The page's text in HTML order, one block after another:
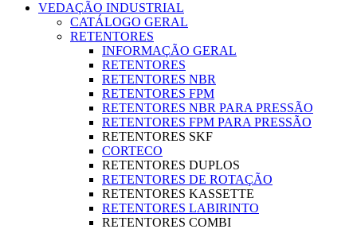
VEDAÇÃO INDUSTRIAL
CATÁLOGO GERAL
RETENTORES
INFORMAÇÃO GERAL
RETENTORES
RETENTORES NBR
RETENTORES FPM
RETENTORES NBR PARA PRESSÃO
RETENTORES FPM PARA PRESSÃO
RETENTORES SKF
CORTECO
RETENTORES DUPLOS
RETENTORES DE ROTAÇÃO
RETENTORES KASSETTE
RETENTORES LABIRINTO
RETENTORES COMBI